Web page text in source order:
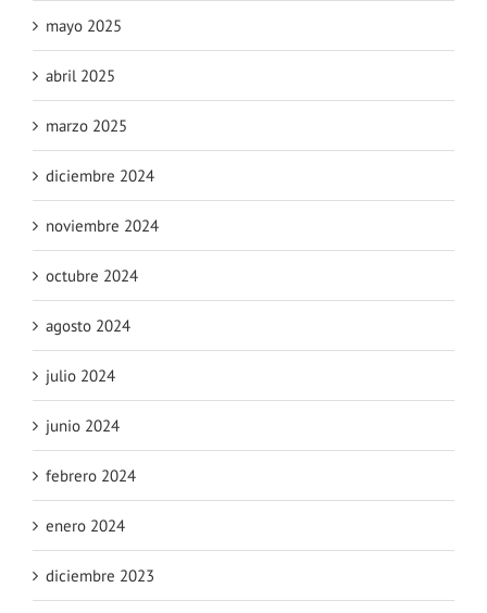
mayo 2025
abril 2025
marzo 2025
diciembre 2024
noviembre 2024
octubre 2024
agosto 2024
julio 2024
junio 2024
febrero 2024
enero 2024
diciembre 2023